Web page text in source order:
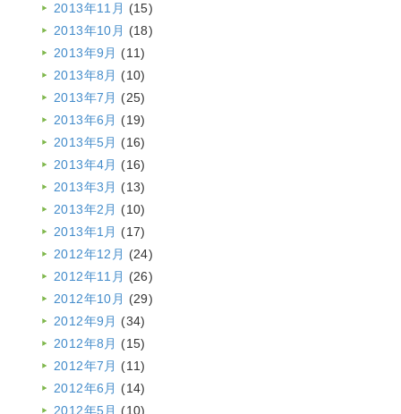
2013年11月 (15)
2013年10月 (18)
2013年9月 (11)
2013年8月 (10)
2013年7月 (25)
2013年6月 (19)
2013年5月 (16)
2013年4月 (16)
2013年3月 (13)
2013年2月 (10)
2013年1月 (17)
2012年12月 (24)
2012年11月 (26)
2012年10月 (29)
2012年9月 (34)
2012年8月 (15)
2012年7月 (11)
2012年6月 (14)
2012年5月 (10)